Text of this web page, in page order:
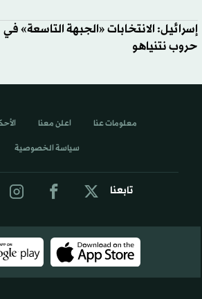
إسرائيل: الانتخابات «الجبهة التاسعة» في
حروب نتنياهو
تابعنا
معلومات عنا اعلن معنا
سياسة الخصوصية